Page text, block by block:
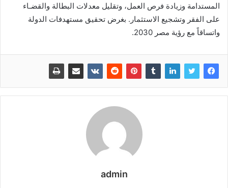
المستدامة وزيادة فرص العمل، وتقليل معدلات البطالة والقضـاء
على الفقر وتشجيع الاستثمار. بغرض تحقيق مستهدفات الدولة
واتساقاً مع رؤية مصر 2030.
admin